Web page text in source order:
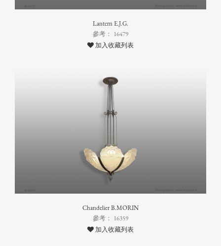
Lantern E.J.G.
參考： 16479
加入收藏列表
Chandelier B.MORIN
參考： 16359
加入收藏列表